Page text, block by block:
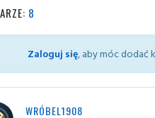
8
Zaloguj się, aby móc dodać
WRÓBEL1908